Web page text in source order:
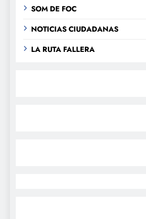
SOM DE FOC
NOTICIAS CIUDADANAS
LA RUTA FALLERA